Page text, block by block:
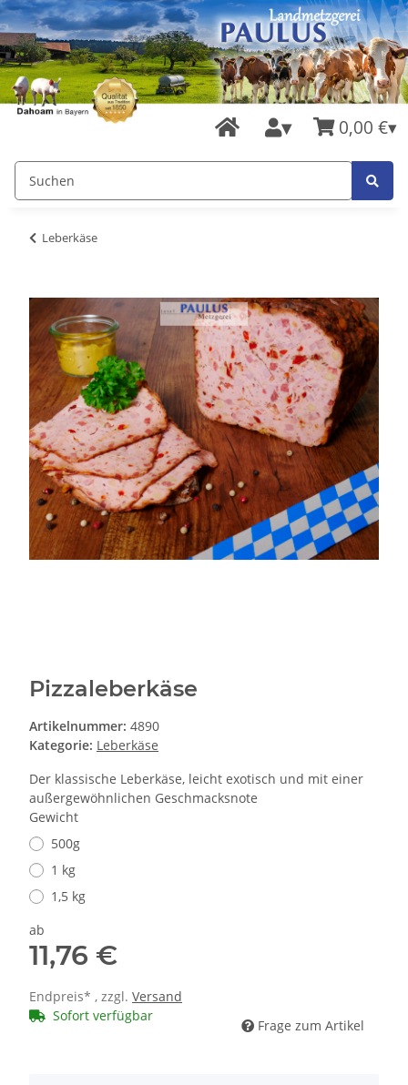
0,00 €
Leberkäse
Pizzaleberkäse
Artikelnummer: 4890
Kategorie: Leberkäse
Der klassische Leberkäse, leicht exotisch und mit einer
außergewöhnlichen Geschmacksnote
Gewicht
500g
1 kg
1,5 kg
ab
11,76 €
Endpreis* , zzgl. Versand
Sofort verfügbar
Frage zum Artikel